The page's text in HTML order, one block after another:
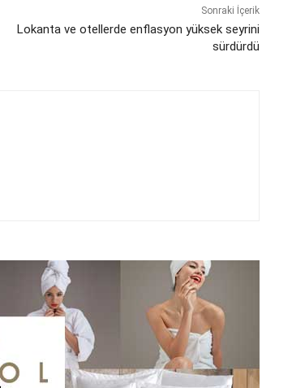
Sonraki İçerik
Lokanta ve otellerde enflasyon yüksek seyrini
sürdürdü